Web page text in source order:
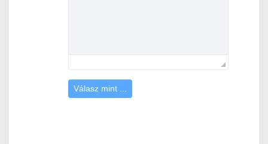
Válasz mint ...